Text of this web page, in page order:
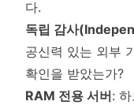
다.
독립 감사
공신력 있는 외부
확인을 받았는가?
RAM 전용 서버: